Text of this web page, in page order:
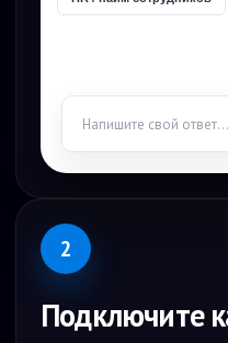
Напишите свой ответ...
2
Подключите